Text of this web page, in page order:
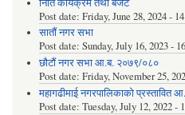
निति कार्यक्रम तथा बजेट
Post date: Friday, June 28, 2024 -
सातौं नगर सभा
Post date: Sunday, July 16, 2023 -
छौटौं नगर सभा आ.ब. २०७९/०८०
Post date: Friday, November 25,
महागढीमाई नगरपालिकाको
Post date: Tuesday, July 12, 2022 -